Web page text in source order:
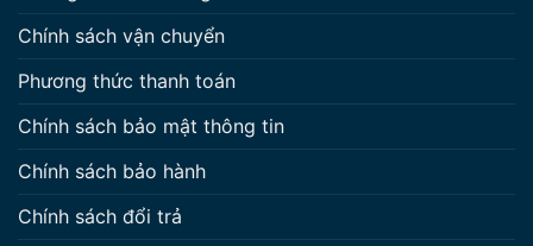
Chính sách vận chuyển
Phương thức thanh toán
Chính sách bảo mật thông tin
Chính sách bảo hành
Chính sách đổi trả